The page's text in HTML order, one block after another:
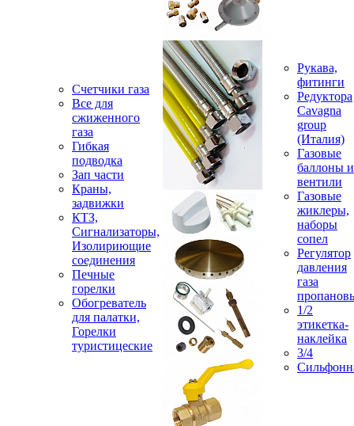
Счетчики газа
Все для
сжиженного
газа
Гибкая
подводка
Зап части
Краны,
задвижки
КТЗ,
Сигнализаторы,
Изолириющие
соединения
Печные
горелки
Обогреватель
для палатки,
Горелки
туристицеские
Рукава,
фитинги
Редуктора
Cavagna
group
(Италия)
Газовые
баллоны и
вентили
Газовые
жиклеры,
наборы
сопел
Регулятор
давления
газа
1/2
этикетка-
наклейка
3/4